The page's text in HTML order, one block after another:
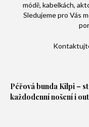
módě, kabelkách,
Sledujeme pro Vás
Péřová bunda Kilpi –
každodenní nošení i